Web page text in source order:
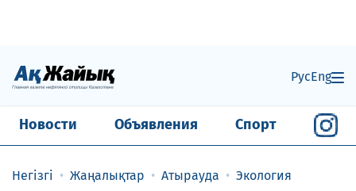
РусEng
Новости Объявления Спорт
Негізгі Жаңалықтар Атырауда Экология